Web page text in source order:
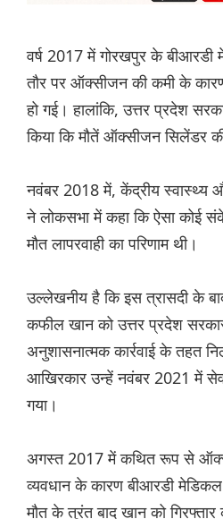
वर्ष 2017 में गोरखपुर के
तौर पर ऑक्सीजन की कमी के
हो गई। हालांकि, उत्तर प्रदेश
किया कि मौतें ऑक्सीजन सिलेंडर
नवंबर 2018 में, केंद्रीय स्वास्थ्य
ने लोकसभा में कहा कि ऐसा कोई
मौत लापरवाही का परिणाम थी।
उल्लेखनीय है कि इस त्रासदी के
कफील खान को उत्तर प्रदेश
अनुशासनात्मक कार्रवाई के तहत
आखिरकार उन्हें नवंबर 2021 में
गया।
अगस्त 2017 में कथित रूप से
व्यवधान के कारण बीआरडी
मौत के तुरंत बाद खान को गिरफ्तार